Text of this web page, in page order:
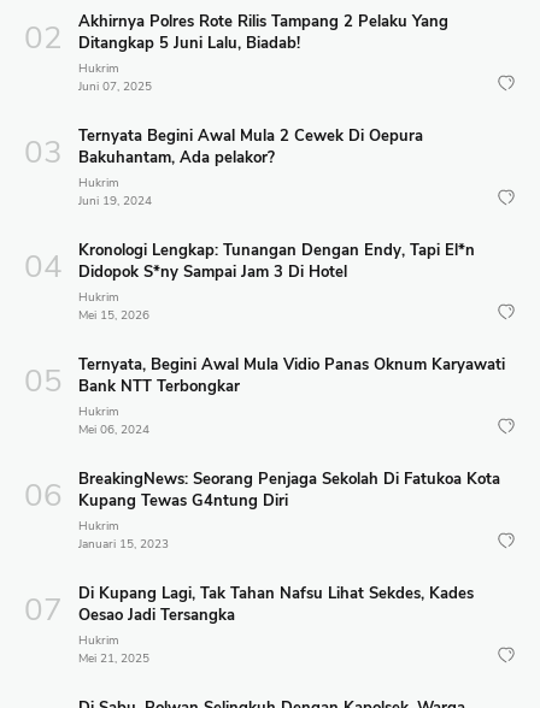
Akhirnya Polres Rote Rilis Tampang 2 Pelaku Yang
Ditangkap 5 Juni Lalu, Biadab!
Hukrim
Juni 07, 2025
Ternyata Begini Awal Mula 2 Cewek Di Oepura
Bakuhantam, Ada pelakor?
Hukrim
Juni 19, 2024
Kronologi Lengkap: Tunangan Dengan Endy, Tapi El*n
Didopok S*ny Sampai Jam 3 Di Hotel
Hukrim
Mei 15, 2026
Ternyata, Begini Awal Mula Vidio Panas Oknum Karyawati
Bank NTT Terbongkar
Hukrim
Mei 06, 2024
BreakingNews: Seorang Penjaga Sekolah Di Fatukoa Kota
Kupang Tewas G4ntung Diri
Hukrim
Januari 15, 2023
Di Kupang Lagi, Tak Tahan Nafsu Lihat Sekdes, Kades
Oesao Jadi Tersangka
Hukrim
Mei 21, 2025